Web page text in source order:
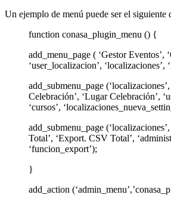
Un ejemplo de menú puede ser el siguiente
function conasa_plugin_menu () {
add_menu_page ( ‘Gestor Eventos’,
‘user_localizacion’, ‘localizaciones’,
add_submenu_page
Celebración’, ‘Lugar Celebración’,
‘cursos’,
add_submenu_page
Total’, ‘Export. CSV Total’,
‘funcion_export’);
}
add_action